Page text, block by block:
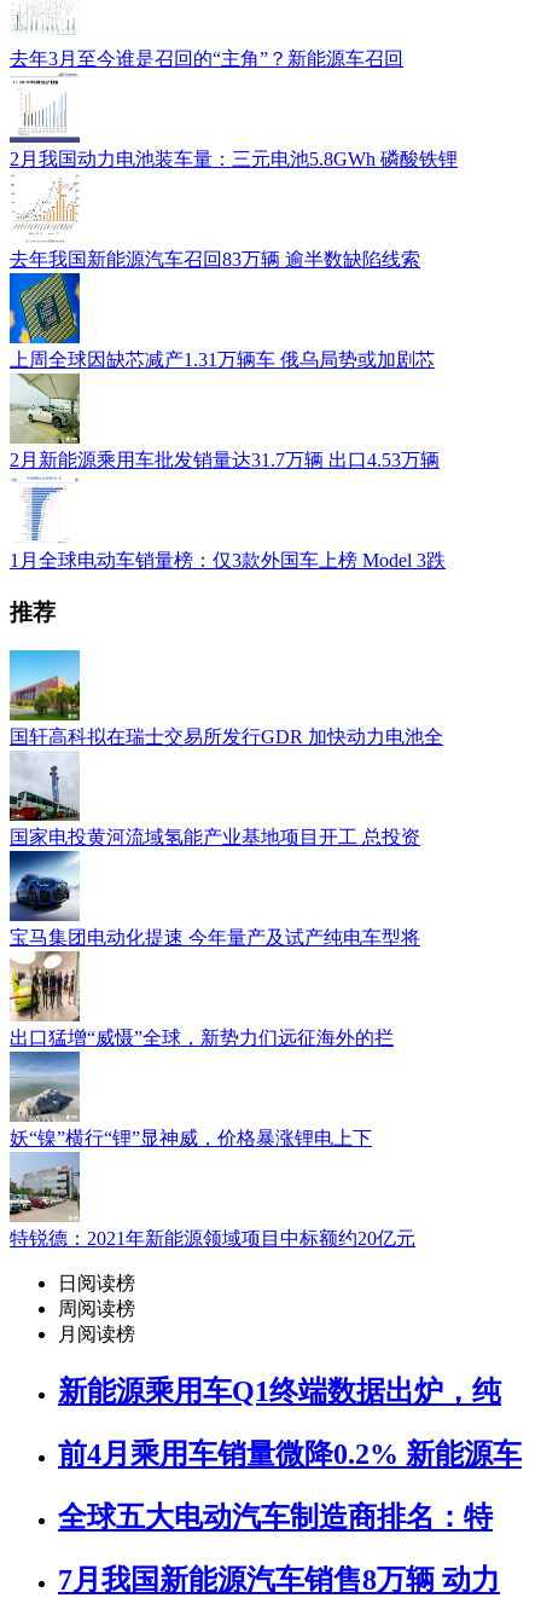
去年3月至今谁是召回的“主角”？新能源车召回
2月我国动力电池装车量：三元电池5.8GWh 磷酸铁锂
去年我国新能源汽车召回83万辆 逾半数缺陷线索
上周全球因缺芯减产1.31万辆车 俄乌局势或加剧芯
2月新能源乘用车批发销量达31.7万辆 出口4.53万辆
1月全球电动车销量榜：仅3款外国车上榜 Model 3跌
推荐
国轩高科拟在瑞士交易所发行GDR 加快动力电池全
国家电投黄河流域氢能产业基地项目开工 总投资
宝马集团电动化提速 今年量产及试产纯电车型将
出口猛增“威慑”全球，新势力们远征海外的拦
妖“镍”横行“锂”显神威，价格暴涨锂电上下
特锐德：2021年新能源领域项目中标额约20亿元
日阅读榜
周阅读榜
月阅读榜
新能源乘用车Q1终端数据出炉，纯
前4月乘用车销量微降0.2% 新能源车
全球五大电动汽车制造商排名：特
7月我国新能源汽车销售8万辆 动力